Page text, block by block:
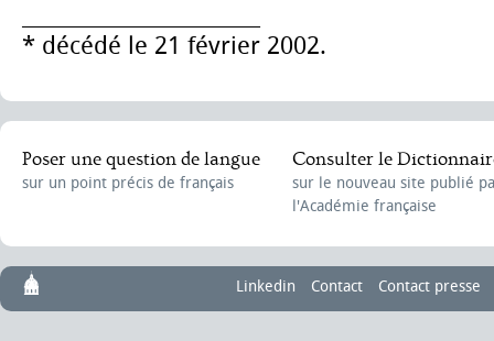
* décédé le 21 février 2002.
Poser une question de langue
sur un point précis de français
Consulter le
sur le nouveau site publié
l'Académie française
Linkedin Contact Contact presse